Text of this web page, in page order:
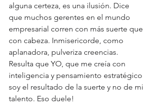
alguna certeza, es una ilusión. Dice
que muchos gerentes en el mundo
empresarial corren con más suerte que
con cabeza. Inmisericorde, como
aplanadora, pulveriza creencias.
Resulta que YO, que me creía con
inteligencia y pensamiento estratégico
soy el resultado de la suerte y no de mi
talento. Eso duele!